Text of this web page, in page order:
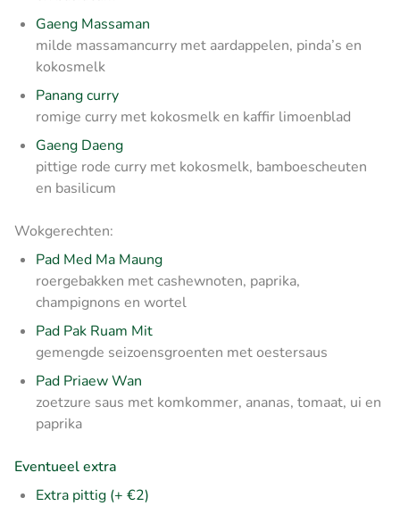
Gaeng Massaman
milde massamancurry met aardappelen, pinda’s en
kokosmelk
Panang curry
romige curry met kokosmelk en kaffir limoenblad
Gaeng Daeng
pittige rode curry met kokosmelk, bamboescheuten
en basilicum
Wokgerechten:
Pad Med Ma Maung
roergebakken met cashewnoten, paprika,
champignons en wortel
Pad Pak Ruam Mit
gemengde seizoensgroenten met oestersaus
Pad Priaew Wan
zoetzure saus met komkommer, ananas, tomaat, ui en
paprika
Eventueel extra
Extra pittig (+ €2)